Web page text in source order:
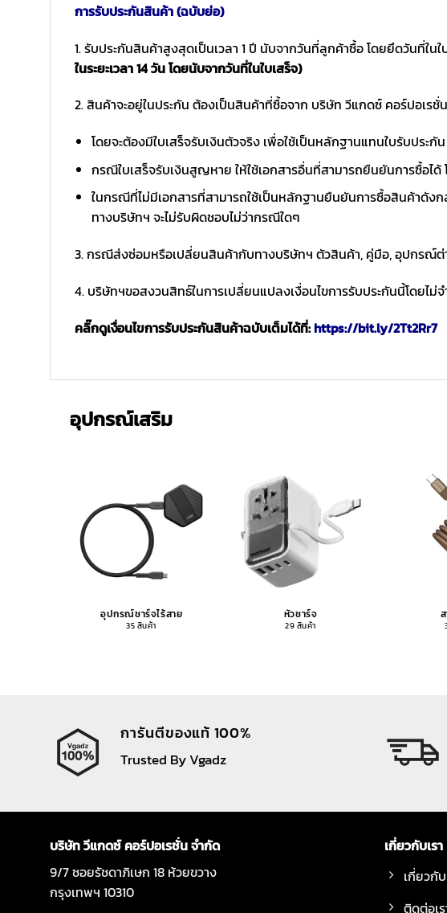
การรับประกันสินค้า (ฉบับย่อ)
1. รับประกันสินค้าสูงสุดเป็นเวลา 1 ปี นับจากวันที่ลูกค้าซื้อ โดยยึดวันที่ใน
ในระยะเวลา 14 วัน โดยนับจากวันที่ในใบเสร็จ)
2. สินค้าจะอยู่ในประกัน ต้องเป็นสินค้าที่ซื้อจาก บริษัท วีแกดซ์ คอร์ปอเรชั่
โดยจะต้องมีใบเสร็จรับเงินตัวจริง เพื่อใช้เป็นหลักฐานแทนใบรับประกัน
กรณีใบเสร็จรับเงินสูญหาย ให้ใช้เอกสารอื่นที่สามารถยืนยันการซื้อไ
ในกรณีที่ไม่มีเอกสารที่สามารถใช้เป็นหลักฐานยืนยันการซื้อสินค้าดังก
ทางบริษัทฯ จะไม่รับผิดชอบไม่ว่ากรณีใดๆ
3. กรณีส่งซ่อมหรือเปลี่ยนสินค้ากับทางบริษัทฯ ตัวสินค้า, คู่มือ, อุปกร
4. บริษัทฯขอสงวนสิทธ์ในการเปลี่ยนแปลงเงื่อนไขการรับประกันนี้โดยไม่
คลิ๊กดูเงื่อนไขการรับประกันสินค้าฉบับเต็มได้ที่:https://bit.ly/2Tt2Rr7
อุปกรณ์เสริม
อุปกรณ์ชาร์จไร้สาย
35 สินค้า
หัวชาร์จ
29 สินค้า
การันตีของแท้ 100%
Trusted By Vgadz
บริษัท วีแกดซ์ คอร์ปอเรชั่น จำกัด
9/7 ซอยรัชดาภิเษก 18 ห้วยขวาง
กรุงเทพฯ 10310
เกี่ยวกับเรา
เกี่ยวกั
ติดต่อเร